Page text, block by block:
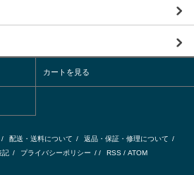
カートを見る
/ 配送・送料について / 返品・保証・修理について /
記 / プライバシーポリシー / / RSS / ATOM